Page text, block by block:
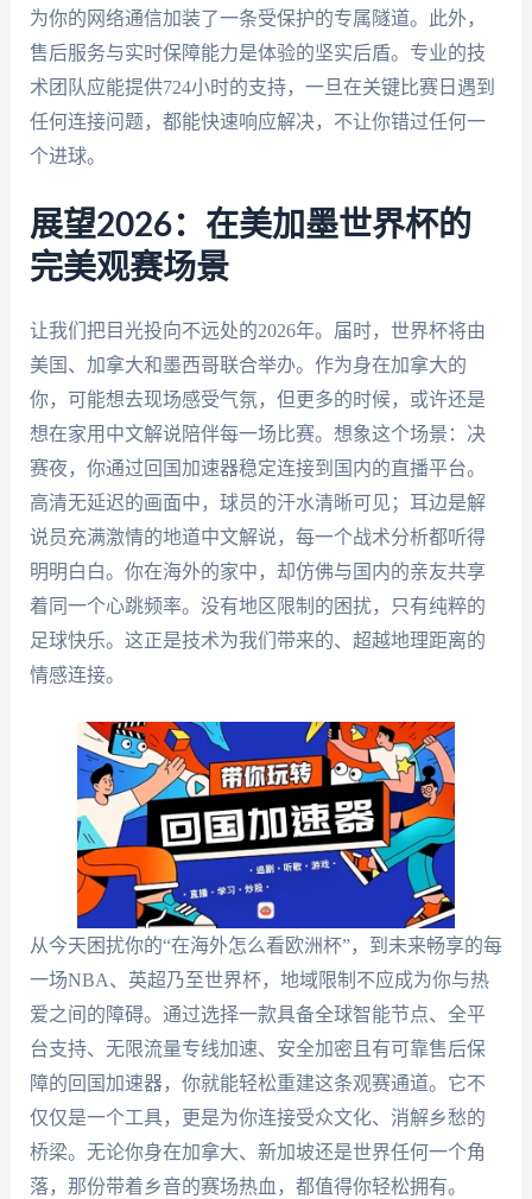
为你的网络通信加装了一条受保护的专属隧道。此外，
售后服务与实时保障能力是体验的坚实后盾。专业的技
术团队应能提供724小时的支持，一旦在关键比赛日遇到
任何连接问题，都能快速响应解决，不让你错过任何一
个进球。
展望2026：在美加墨世界杯的
完美观赛场景
让我们把目光投向不远处的2026年。届时，世界杯将由
美国、加拿大和墨西哥联合举办。作为身在加拿大的
你，可能想去现场感受气氛，但更多的时候，或许还是
想在家用中文解说陪伴每一场比赛。想象这个场景：决
赛夜，你通过回国加速器稳定连接到国内的直播平台。
高清无延迟的画面中，球员的汗水清晰可见；耳边是解
说员充满激情的地道中文解说，每一个战术分析都听得
明明白白。你在海外的家中，却仿佛与国内的亲友共享
着同一个心跳频率。没有地区限制的困扰，只有纯粹的
足球快乐。这正是技术为我们带来的、超越地理距离的
情感连接。
从今天困扰你的“在海外怎么看欧洲杯”，到未来畅享的每
一场NBA、英超乃至世界杯，地域限制不应成为你与热
爱之间的障碍。通过选择一款具备全球智能节点、全平
台支持、无限流量专线加速、安全加密且有可靠售后保
障的回国加速器，你就能轻松重建这条观赛通道。它不
仅仅是一个工具，更是为你连接受众文化、消解乡愁的
桥梁。无论你身在加拿大、新加坡还是世界任何一个角
落，那份带着乡音的赛场热血，都值得你轻松拥有。